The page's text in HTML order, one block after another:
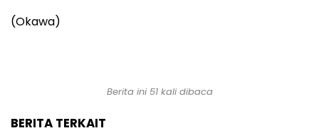
(Okawa)
Berita ini 51 kali dibaca
BERITA TERKAIT